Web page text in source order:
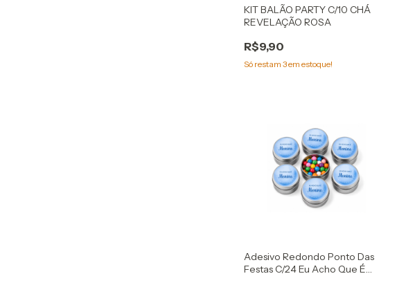
KIT BALÃO PARTY C/10 CHÁ
REVELAÇÃO ROSA
R$9,90
Só restam3em estoque!
Adesivo Redondo Ponto Das
Festas C/24 Eu Acho Que É